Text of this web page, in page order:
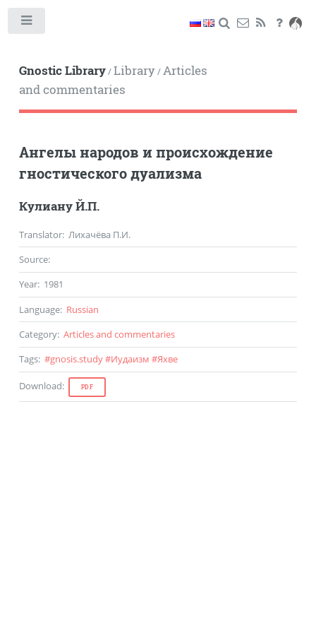
Gnostic Library/Library/Articles
and commentaries
Ангелы народов и происхождение
гностического дуализма
Кулиану Й.П.
Translator: Лихачёва П.И.
Source:
Year: 1981
Language: Russian
Category: Articles and commentaries
Tags: #gnosis.study#Иудаизм #Яхве
Download: PDF